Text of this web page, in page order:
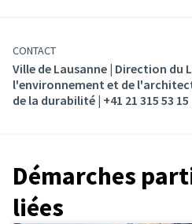
CONTACT
Ville de Lausanne | Direction du
l'environnement et de
de la durabilité | +41 21 315 53
Démarches
liées